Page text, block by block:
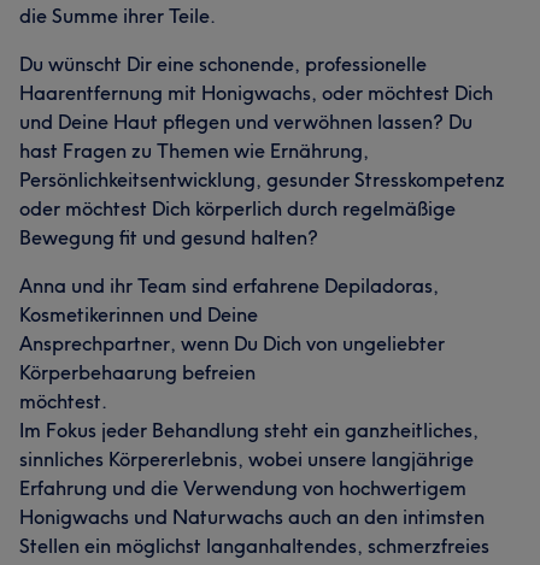
die Summe ihrer Teile.
Du wünscht Dir eine schonende, professionelle
Haarentfernung mit Honigwachs, oder möchtest Dich
und Deine Haut pflegen und verwöhnen lassen? Du
hast Fragen zu Themen wie Ernährung,
Persönlichkeitsentwicklung, gesunder Stresskompetenz
oder möchtest Dich körperlich durch regelmäßige
Bewegung fit und gesund halten?
Anna und ihr Team sind erfahrene Depiladoras,
Kosmetikerinnen und Deine
Ansprechpartner, wenn Du Dich von ungeliebter
Körperbehaarung befreien
möchtest.
Im Fokus jeder Behandlung steht ein ganzheitliches,
sinnliches Körpererlebnis, wobei unsere langjährige
Erfahrung und die Verwendung von hochwertigem
Honigwachs und Naturwachs auch an den intimsten
Stellen ein möglichst langanhaltendes, schmerzfreies